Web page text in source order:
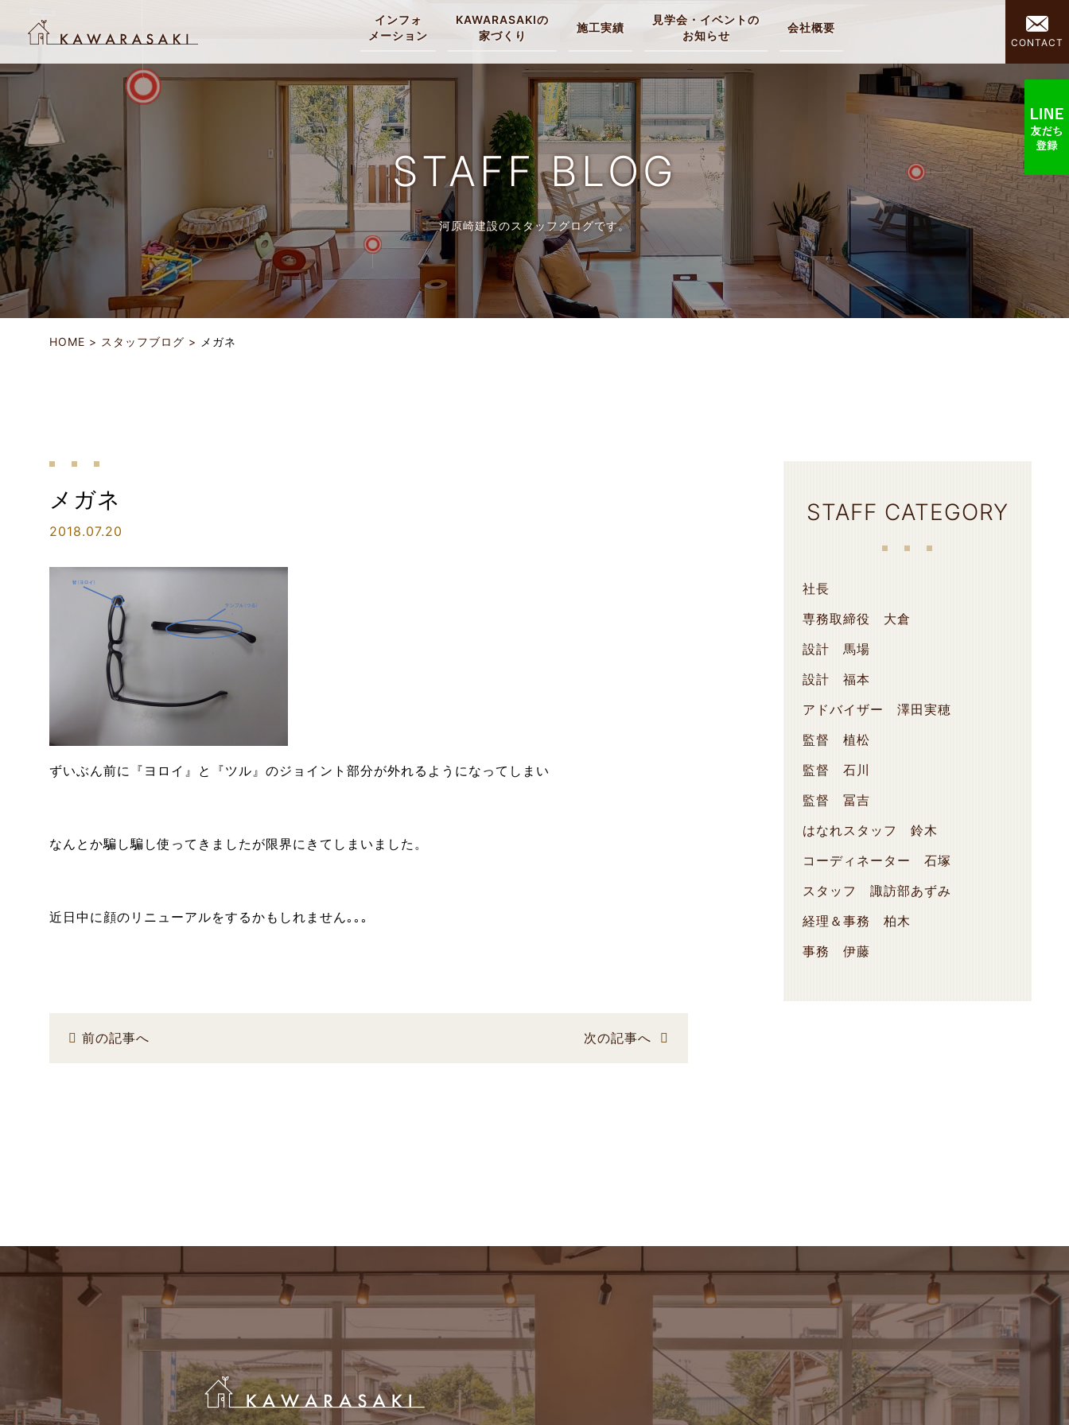
インフォ
メーション
KAWARASAKIの
家づくり
施工実績
見学会・イベントの
お知らせ
会社概要
CONTACT
STAFF BLOG
河原崎建設のスタッフグログです。
HOME スタッフブログ メガネ
メガネ
2018.07.20
ずいぶん前に『ヨロイ』と『ツル』のジョイント部分が外れるようになってしまい
なんとか騙し騙し使ってきましたが限界にきてしまいました。
近日中に顔のリニューアルをするかもしれません｡｡｡
前の記事へ 次の記事へ
STAFF CATEGORY
社長
専務取締役 大倉
設計 馬場
設計 福本
アドバイザー 澤田実穂
監督 植松
監督 石川
監督 冨吉
はなれスタッフ 鈴木
コーディネーター 石塚
スタッフ 諏訪部あずみ
経理＆事務 柏木
事務 伊藤